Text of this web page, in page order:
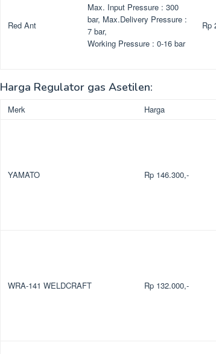
Red Ant
Max. Input Pressure : 300
bar, Max.Delivery Pressure :
7 bar,
Working Pressure : 0-16 bar
Rp
Harga Regulator gas Asetilen:
Merk Harga
YAMATO Rp 146.300,-
WRA-141 WELDCRAFT Rp 132.000,-